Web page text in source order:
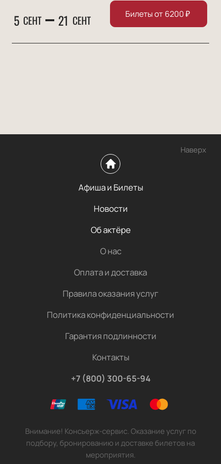
5 СЕНТ 21 СЕНТ Билеты от 6200₽
Наверх
Афиша и Билеты
Новости
Об актёре
О нас
Оплата и доставка
Правила оказания услуг
Политика конфиденциальности
Гарантия подлинности
Контакты
+7 (800) 300-65-94
Внимание! Консьерж-сервис. Оказание услуг по
подбору, бронированию и доставке билетов на
мероприятия.